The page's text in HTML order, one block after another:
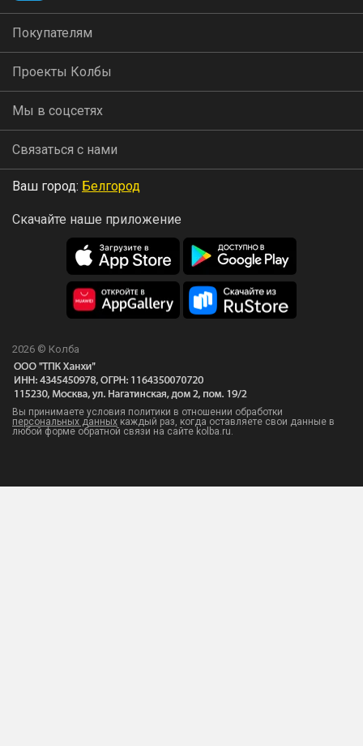
Покупателям
Проекты Колбы
Мы в соцсетях
Связаться с нами
Ваш город: Белгород
Скачайте наше приложение
2026 © Колба
Вы принимаете условия политики в отношении обработки
персональных данных каждый раз, когда оставляете свои данные в
любой форме обратной связи на сайте kolba.ru.